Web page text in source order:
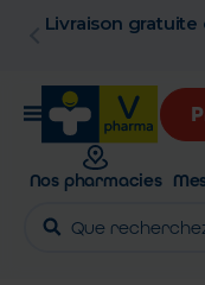
Retrait
Nos pharmacies